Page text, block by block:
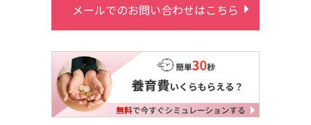
メールでのお問い合わせはこちら